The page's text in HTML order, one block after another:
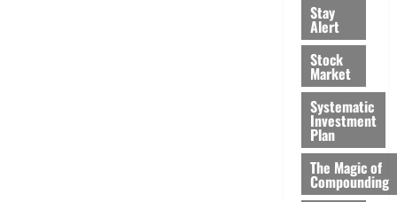
Stay
Alert
Stock
Market
Systematic
Investment
Plan
The Magic of
Compounding